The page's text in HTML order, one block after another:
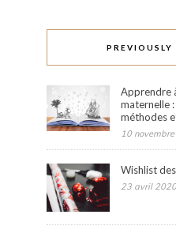
PREVIOUSLY
Apprendre
maternelle
méthodes
10
Wishlist
23 avril 2020